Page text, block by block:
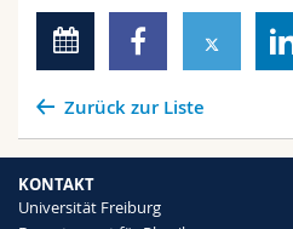
Zurück zur Liste
KONTAKT
Universität Freiburg